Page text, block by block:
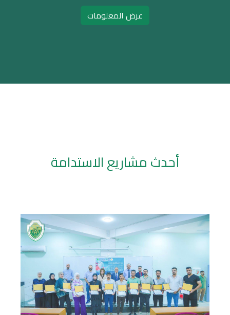
عرض المعلومات
أحدث مشاريع الاستدامة